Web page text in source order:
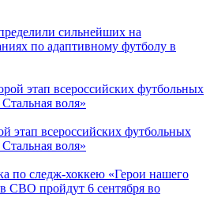
сильнейших на
по адаптивному футболу в
этап всероссийских футбольных
воля»